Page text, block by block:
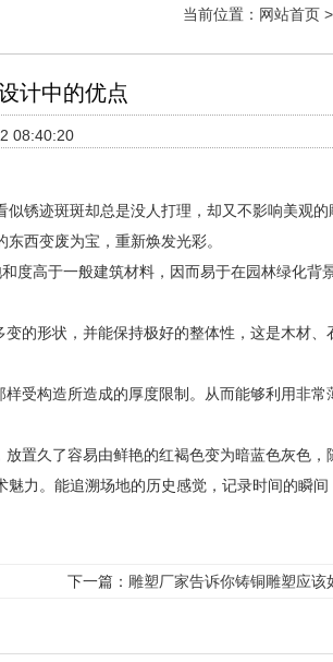
当前位置： 网站首页 >
计中的优点
08:40:20
锈迹斑斑却总是没人打理，却又不影响美观的
西变废为宝，重新焕发光彩。
度高于一般建筑材料，因而易于在园林绿化背
的形状，并能保持极好的整体性，这是木材、
受构造所造成的厚度限制。从而能够利用非常
置久了容易由鲜艳的红褐色变为暗蓝色灰色，
力。能追溯场地的历史感觉，记录时间的瞬间
下一篇： 雕塑厂家告诉你铸铜雕塑应该